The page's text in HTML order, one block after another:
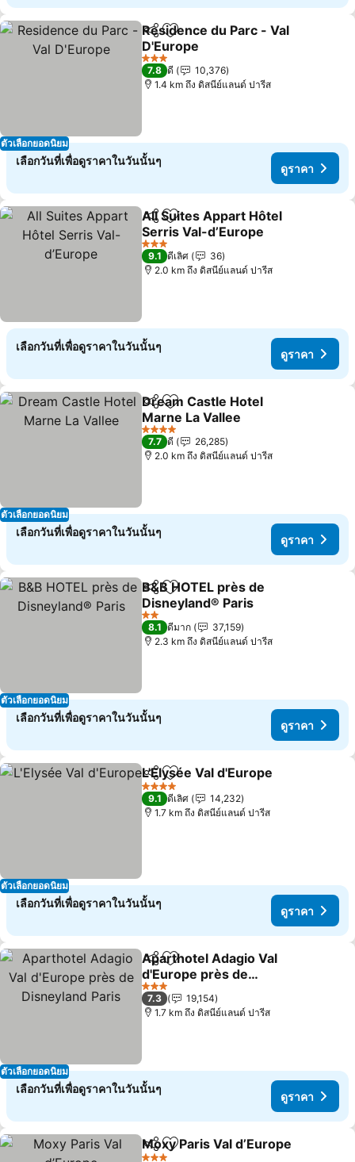
ตัวเลือกยอดนิยม
แชร์ เพิ่มในรายการโปรด
Residence du Parc - Val
D'Europe
ดูราคา
3 ดาว
7.8 ดี
10,376
1.4 km ถึง ดิสนีย์แลนด์ ปารีส
เลือกวันที่เพื่อดูราคาในวันนั้นๆ
ดูราคา
แชร์ เพิ่มในรายการโปรด
All Suites Appart Hôtel
Serris Val-d’Europe
ดูราคา
3 ดาว
9.1 ดีเลิศ
36
2.0 km ถึง ดิสนีย์แลนด์ ปารีส
เลือกวันที่เพื่อดูราคาในวันนั้นๆ
ดูราคา
ตัวเลือกยอดนิยม
แชร์ เพิ่มในรายการโปรด
Dream Castle Hotel
Marne La Vallee
ดูราคา
4 ดาว
7.7 ดี
26,285
2.0 km ถึง ดิสนีย์แลนด์ ปารีส
เลือกวันที่เพื่อดูราคาในวันนั้นๆ
ดูราคา
ตัวเลือกยอดนิยม
แชร์ เพิ่มในรายการโปรด
B&B HOTEL près de
Disneyland® Paris
ดูราคา
2 ดาว
8.1 ดีมาก
37,159
2.3 km ถึง ดิสนีย์แลนด์ ปารีส
เลือกวันที่เพื่อดูราคาในวันนั้นๆ
ดูราคา
ตัวเลือกยอดนิยม
แชร์ เพิ่มในรายการโปรด
L'Elysée Val d'Europe
4 ดาว
9.1 ดีเลิศ
14,232
1.7 km ถึง ดิสนีย์แลนด์ ปารีส
เลือกวันที่เพื่อดูราคาในวันนั้นๆ
ดูราคา
ตัวเลือกยอดนิยม
แชร์ เพิ่มในรายการโปรด
Aparthotel Adagio Val
d'Europe près de
Disneyland Paris
ดูราคา
3 ดาว
7.3
19,154
1.7 km ถึง ดิสนีย์แลนด์ ปารีส
เลือกวันที่เพื่อดูราคาในวันนั้นๆ
ดูราคา
แชร์ เพิ่มในรายการโปรด
Moxy Paris Val d’Europe